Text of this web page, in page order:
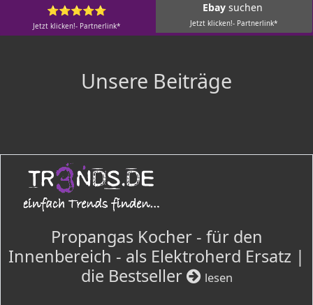
⭐⭐⭐⭐⭐
Jetzt klicken!- Partnerlink*
Ebay suchen
Jetzt klicken!- Partnerlink*
Unsere Beiträge
Propangas Kocher - für den
Innenbereich - als Elektroherd Ersatz |
die Bestseller
lesen